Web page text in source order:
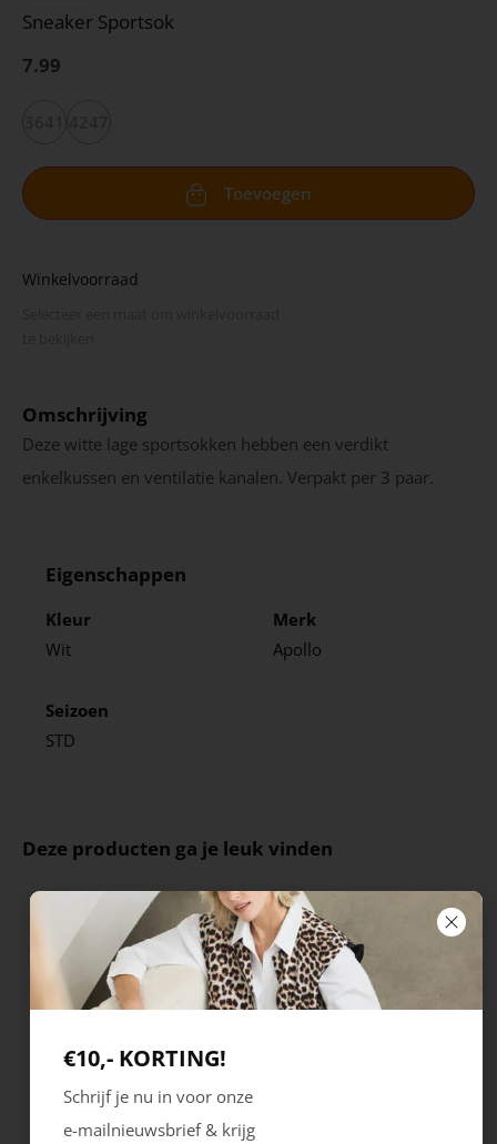
Sneaker Sportsok
7.99
Toevoegen
Winkelvoorraad
Omschrijving
Deze witte lage sportsokken hebben een verdikt
enkelkussen en ventilatie kanalen. Verpakt per 3 paar.
Eigenschappen
Kleur
Wit
Merk
Apollo
Seizoen
STD
Deze producten ga je leuk vinden
Bergal
€10,- KORTING!
Schrijf je nu in voor onze
e-mailnieuwsbrief & krijg